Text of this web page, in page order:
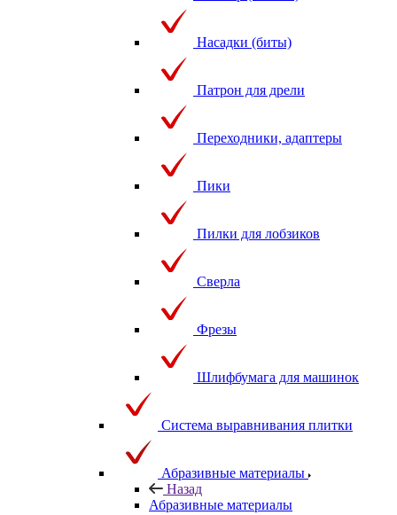
Насадки (биты)
Патрон для дрели
Переходники, адаптеры
Пики
Пилки для лобзиков
Сверла
Фрезы
Шлифбумага для машинок
Система выравнивания плитки
Абразивные материалы
Назад
Абразивные материалы